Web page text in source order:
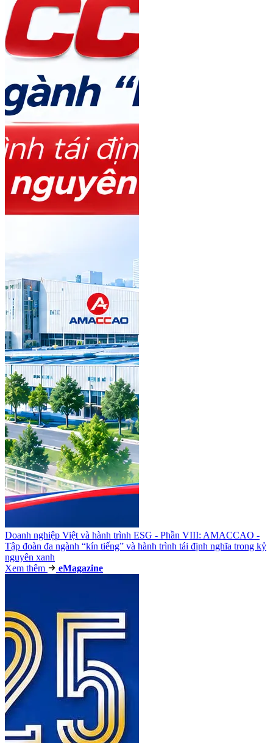
Doanh nghiệp Việt và hành trình ESG - Phần VIII: AMACCAO -
Tập đoàn đa ngành “kín tiếng” và hành trình tái định nghĩa trong kỷ
nguyên xanh
Xem thêm
eMagazine